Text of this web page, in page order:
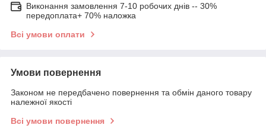
Виконання замовлення 7-10 робочих днів -- 30%
передоплата+ 70% наложка
Всі умови оплати
Умови повернення
Законом не передбачено повернення та обмін даного товару
належної якості
Всі умови повернення